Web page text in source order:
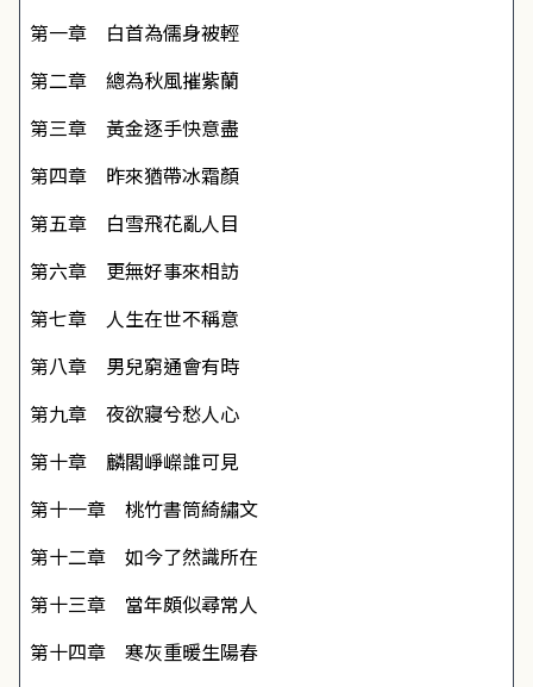
第一章 白首為儒身被輕
第二章 總為秋風摧紫蘭
第三章 黃金逐手快意盡
第四章 昨來猶帶冰霜顏
第五章 白雪飛花亂人目
第六章 更無好事來相訪
第七章 人生在世不稱意
第八章 男兒窮通會有時
第九章 夜欲寢兮愁人心
第十章 麟閣崢嶸誰可見
第十一章 桃竹書筒綺繡文
第十二章 如今了然識所在
第十三章 當年頗似尋常人
第十四章 寒灰重暖生陽春